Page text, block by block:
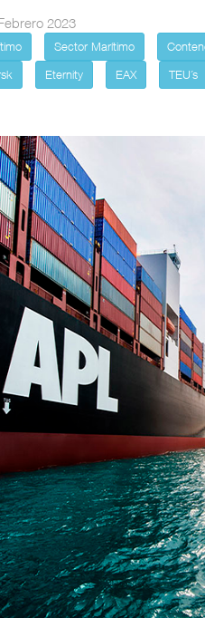
2023
Sector Marítimo
Eternity EAX TEU´s
AMANAC, treinta y nueve años
05 AGO 2026
TMAZ eleva 77% movimiento
EE.UU. plantea nuevas
05 AGO 2026
mantenimiento predictivo al au
incrementa equipamiento para
movimiento de carga suelta y ser